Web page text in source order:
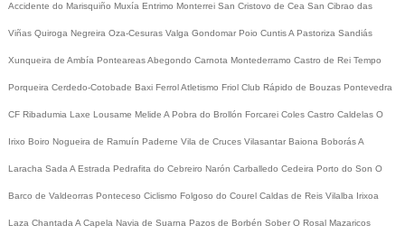
Accidente do Marisquiño Muxía Entrimo Monterrei San Cristovo de Cea San Cibrao das
Viñas Quiroga Negreira Oza-Cesuras Valga Gondomar Poio CuntisA Pastoriza Sandiás
Xunqueira de Ambía PonteareasAbegondo Carnota Montederramo Castro de Rei Tempo
Porqueira Cerdedo-Cotobade Baxi FerrolAtletismo Friol Club Rápido de Bouzas Pontevedra
CF Ribadumia Laxe Lousame Melide A Pobra do Brollón Forcarei Coles Castro Caldelas O
Irixo Boiro Nogueira de Ramuín Paderne Vila de Cruces Vilasantar Baiona BoborásA
Laracha Sada A Estrada Pedrafita do Cebreiro Narón Carballedo Cedeira Porto do Son O
Barco de Valdeorras Ponteceso Ciclismo Folgoso do Courel Caldas de Reis Vilalba Irixoa
Laza Chantada A Capela Navia de Suarna Pazos de Borbén Sober O Rosal Mazaricos